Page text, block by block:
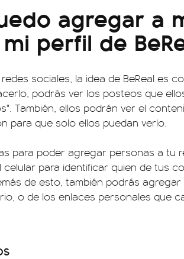
agregar a
perfil de
sociales, la idea de BeReal es
podrás ver los posteos que
También, ellos podrán ver el
para que solo ellos puedan verlo.
para poder agregar personas a tu
celular para identificar quien de tus
de esto, también podrás
o de los enlaces personales que